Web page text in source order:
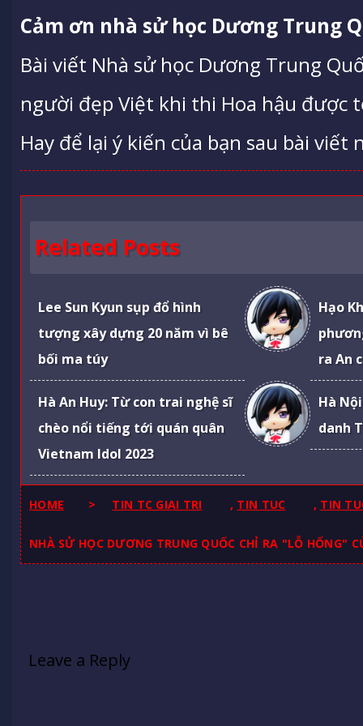
Cảm ơn nhà sử học Dương Trung
Bài viết Nhà sử học Dương Trung
người đẹp Việt khi thi Hoa hậu
Hay để lại ý kiến của bạn sau bài viết
Related Posts
Lee Sun Kyun sụp đổ hình
tượng xây dựng 20 năm vì bê
bối ma túy
Hạo
ra An
Hà An Huy: Từ con trai nghệ sĩ
chèo nổi tiếng tới quán quân
Vietnam Idol 2023
Hà
danh
HOME > TIN TC GIAI TRI , TIN TUC , TIN
NHÀ SỬ HỌC DƯƠNG TRUNG QUỐC CHỈ RA "LỖ HỔNG"
Leave a Reply